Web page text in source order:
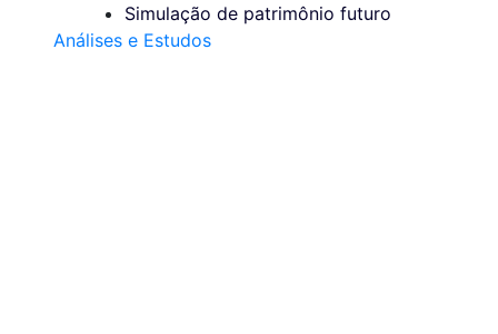
Simulação de patrimônio futuro
Análises e Estudos